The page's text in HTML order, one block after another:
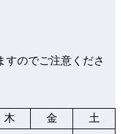
すのでご注意くださ
木 金
土